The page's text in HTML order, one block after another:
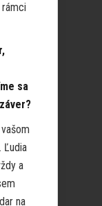
rámci
sa
Ľudia
a
na